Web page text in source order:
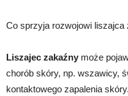
Co sprzyja rozwojowi liszajca
Liszajec zakaźny może
chorób skóry, np. wszawicy,
kontaktowego zapalenia